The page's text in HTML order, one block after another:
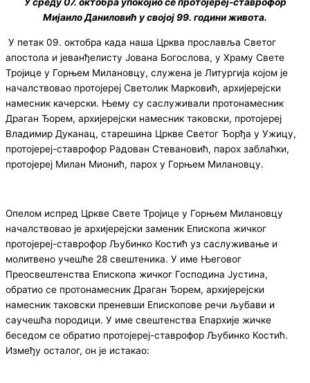
Мијаило Даниловић у својој 99. години живота.
У петак 09. октобра када наша Црква прославља Светог
aпостола и јеванђелисту Јована Богослова, у Храму Свете
Тројице у Горњем Милановцу, служена је Литургија којом је
началствовао протојереј Светолик Марковић, архијерејски
намесник качерски. Њему су саслуживали протонамесник
Драган Ђорем, архијерејски намесник таковски, протојереј
Владимир Дуканац, старешина Цркве Светог Ђорђа у Ужицу,
протојереј-ставрофор Радован Стевановић, парох заблаћки,
протојереј Милан Мионић, парох у Горњем Милановцу.
Опелом испред Цркве Свете Тројице у Горњем Милановцу
началствовао је архијерејски заменик Епископа жичког
протојереј-ставрофор Љубинко Костић уз саслуживање и
молитвено учешће 28 свештеника. У име Његовог
Преосвештенства Епископа жичког Господина Јустина,
обратио се протонамесник Драган Ђорем, архијерејски
намесник таковски преневши Епископове речи љубави и
саучешћа породици. У име свештенства Епархије жичке
беседом се обратио протојереј-ставрофор Љубинко Костић.
Између осталог, он је истакао: